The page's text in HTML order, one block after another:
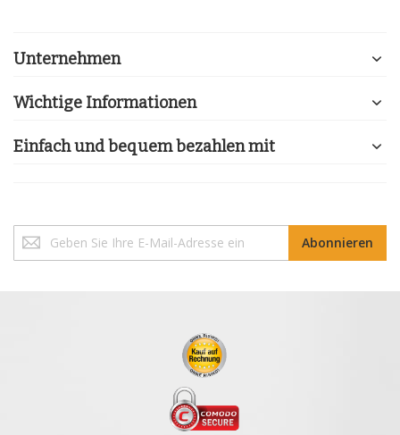
Unternehmen
Wichtige Informationen
Einfach und bequem bezahlen mit
Sie
sich
Abonnieren